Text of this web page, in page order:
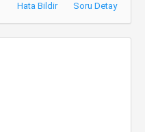
Hata Bildir Soru Detay